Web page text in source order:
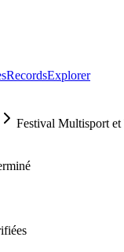
RecordsExplorer
Festival Multisport